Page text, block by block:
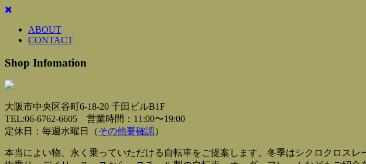
ABOUT
CONTACT
Shop Infomation
大阪市中央区谷町6-18-20 千田ビルB1F
TEL:06-6762-6605 営業時間：11:00〜19:00
定休日：毎週水曜日（その他要確認）
本当によい物、永く乗っていただける自転車をご提案します。冬季はシクロクロスレ